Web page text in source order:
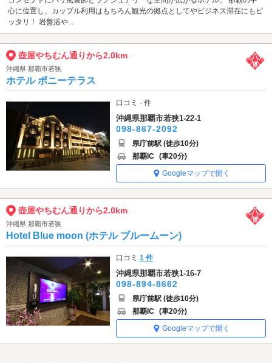
心に位置し、カップル利用はもちろん観光の拠点としてやビジネス滞在にもピ
ッタリ！ 岩盤浴や...
壺屋やちむん通りから2.0km
沖縄県 那覇市若狭
ホテル ポニーテラス
口コミ - 件
沖縄県那覇市若狭1-22-1
098-867-2092
県庁前駅 (徒歩10分)
那覇IC (車20分)
Googleマップで開く
壺屋やちむん通りから2.0km
沖縄県 那覇市若狭
Hotel Blue moon (ホテル ブルームーン)
口コミ1 件
沖縄県那覇市若狭1-16-7
098-894-8662
県庁前駅 (徒歩10分)
那覇IC (車20分)
Googleマップで開く